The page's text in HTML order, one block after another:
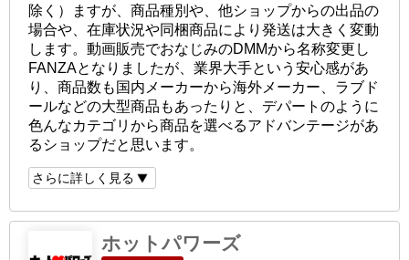
除く）ますが、商品種別や、他ショップからの出品の
場合や、在庫状況や同梱商品により発送は大きく変動
します。動画販売でおなじみのDMMから名称変更し
FANZAとなりましたが、業界大手という安心感があ
り、商品数も国内メーカーから海外メーカー、ラブド
ールなどの大型商品もあったりと、デパートのように
色んなカテゴリから商品を選べるアドバンテージがあ
るショップだと思います。
さらに詳しく見る
ホットパワーズ